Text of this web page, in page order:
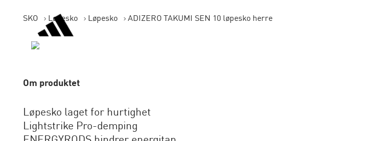
SKO Løpesko Løpesko ADIZERO TAKUMI SEN 10 løpesko herre
Om produktet
Løpesko laget for hurtighet
Lightstrike Pro-demping